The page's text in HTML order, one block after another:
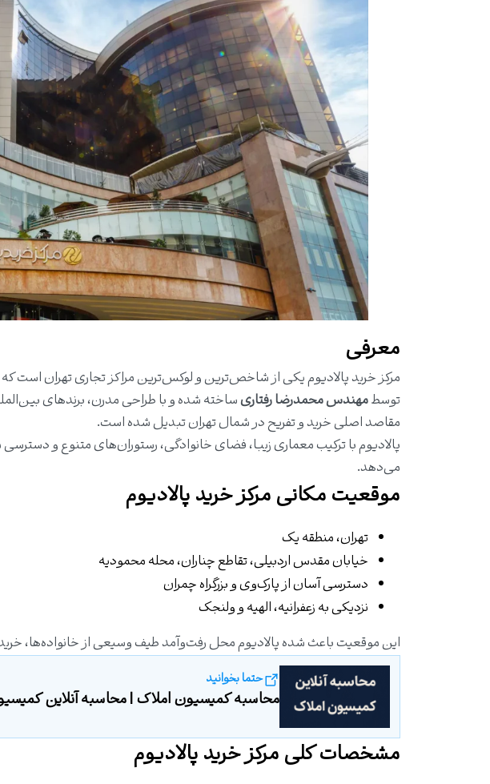
معرفی
مرکز خرید پالادیوم یکی از شاخص‌ترین و لوکس‌ترین مراکز تجاری تهران است که
توسطمهندس محمدرضا رفتاریساخته شده و با طراحی مدرن، برندهای
مقاصد اصلی خرید و تفریح در شمال تهران تبدیل شده است.
پالادیوم با ترکیب معماری زیبا، فضای خانوادگی، رستوران‌های متنوع و دسترسی
می‌دهد.
موقعیت مکانیمرکز خرید پالادیوم
تهران، منطقه یک
خیابان مقدس اردبیلی، تقاطع چناران، محله محمودیه
دسترسی آسان از پارک‌وی و بزرگراه چمران
نزدیکی به زعفرانیه،الهیهو ولنجک
این موقعیت باعث شده پالادیوم محل رفت‌وآمد طیف وسیعی از خانواده‌ها،
حتما بخوانید
محاسبه کمیسیون املاک | محاسبه آنلاین کمیسیون
مشخصات کلی مرکز خرید پالادیوم